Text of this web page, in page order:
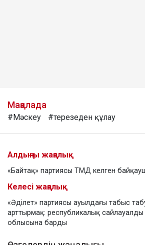
Мақалада
#Мәскеу #терезеден құлау
Алдыңғы жаңалық
«Байтақ» партиясы ТМД келген
Келесі жаңалық
«Әділет» партиясы ауылдағы табыс табу
арттырмақ: республикалық
облысына барды